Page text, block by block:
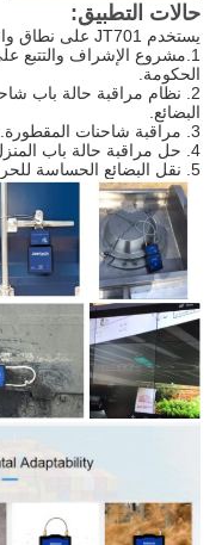
حالات التطبيق:
يستخدم JT701 على نطاق واسع لتتبع الأصول المتنقلة الخارجية ، مثل:
1.مشروع الإشراف والتتبع
الحكومة.
2. نظام مراقبة حالة باب
البضائع.
3. مراقبة شاحنات المقطورة.
4. حل مراقبة حالة باب المنزل وير.
5. نقل البضائع الحساسة للحرارة